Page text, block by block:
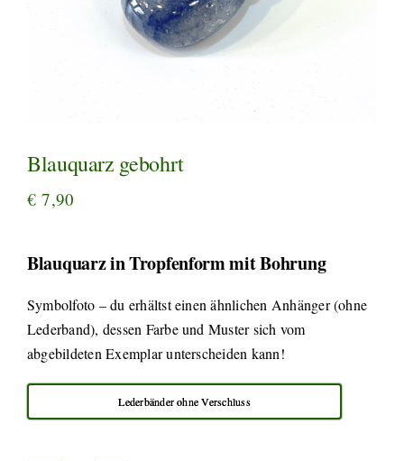
Blauquarz gebohrt
€ 7,90
Blauquarz in Tropfenform mit Bohrung
Symbolfoto – du erhältst einen ähnlichen Anhänger (ohne
Lederband), dessen Farbe und Muster sich vom
abgebildeten Exemplar unterscheiden kann!
Lederbänder ohne Verschluss